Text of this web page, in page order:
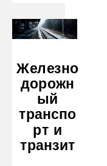
Железно
дорожн
ый
транспо
рт и
транзит